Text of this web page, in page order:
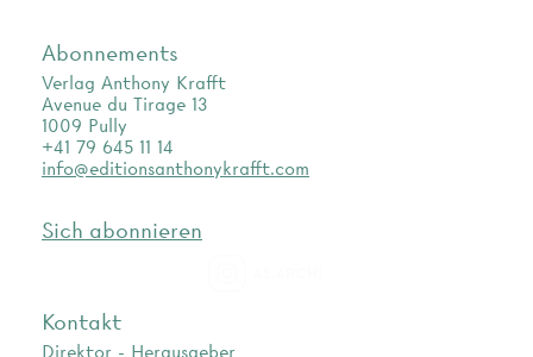
Abonnements
Verlag Anthony Krafft
Avenue du Tirage 13
1009 Pully
+41 79 645 11 14
info@editionsanthonykrafft.com
Sich abonnieren
Kontakt
Direktor - Herausgeber